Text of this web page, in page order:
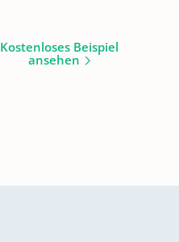
Kostenloses Beispiel
ansehen